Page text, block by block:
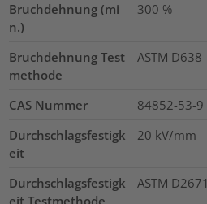
Bruchdehnung (mi
n.)
300 %
Bruchdehnung Test
methode
ASTM D638
CAS Nummer
84852-53-9
Durchschlagsfestigk
eit
20 kV/mm
Durchschlagsfestigk
ASTM D2671